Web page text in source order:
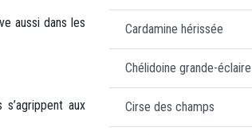
aussi dans les
aux
Cardamine hérissée
Chélidoine grande-éclaire
Cirse des champs